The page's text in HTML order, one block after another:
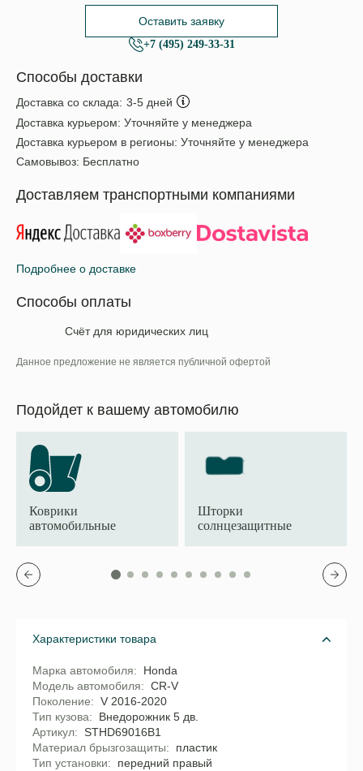
Оставить заявку
+7 (495) 249-33-31
Способы доставки
Доставка со склада: 3-5 дней
Доставка курьером: Уточняйте у менеджера
Доставка курьером в регионы: Уточняйте у менеджера
Самовывоз: Бесплатно
Доставляем транспортными компаниями
Подробнее о доставке
Способы оплаты
Счёт для юридических лиц
Данное предложение не является публичной офертой
Подойдет к вашему автомобилю
Коврики
автомобильные
Шторки
солнцезащитные
Характеристики товара
Марка автомобиля
Honda
Модель автомобиля
CR-V
Поколение
V 2016-2020
Тип кузова
Внедорожник 5 дв.
Артикул
STHD69016B1
Материал брызгозащиты
пластик
Тип установки
передний правый